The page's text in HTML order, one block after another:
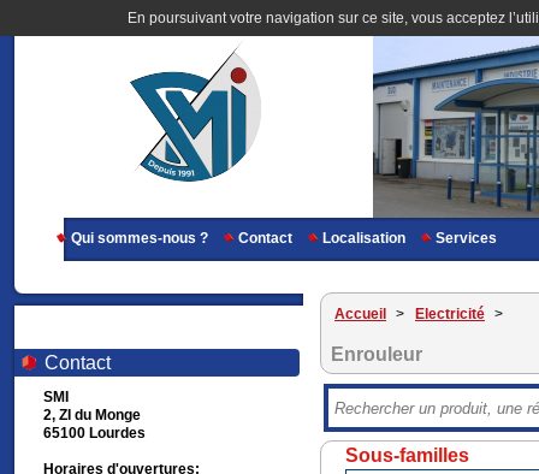
En poursuivant votre navigation sur ce site, vous acceptez
Qui sommes-nous ? Contact Localisation Services
Contact
SMI
2, ZI du Monge
65100 Lourdes
Horaires d'ouvertures:
Accueil > Electricité >
Enrouleur
Sous-familles